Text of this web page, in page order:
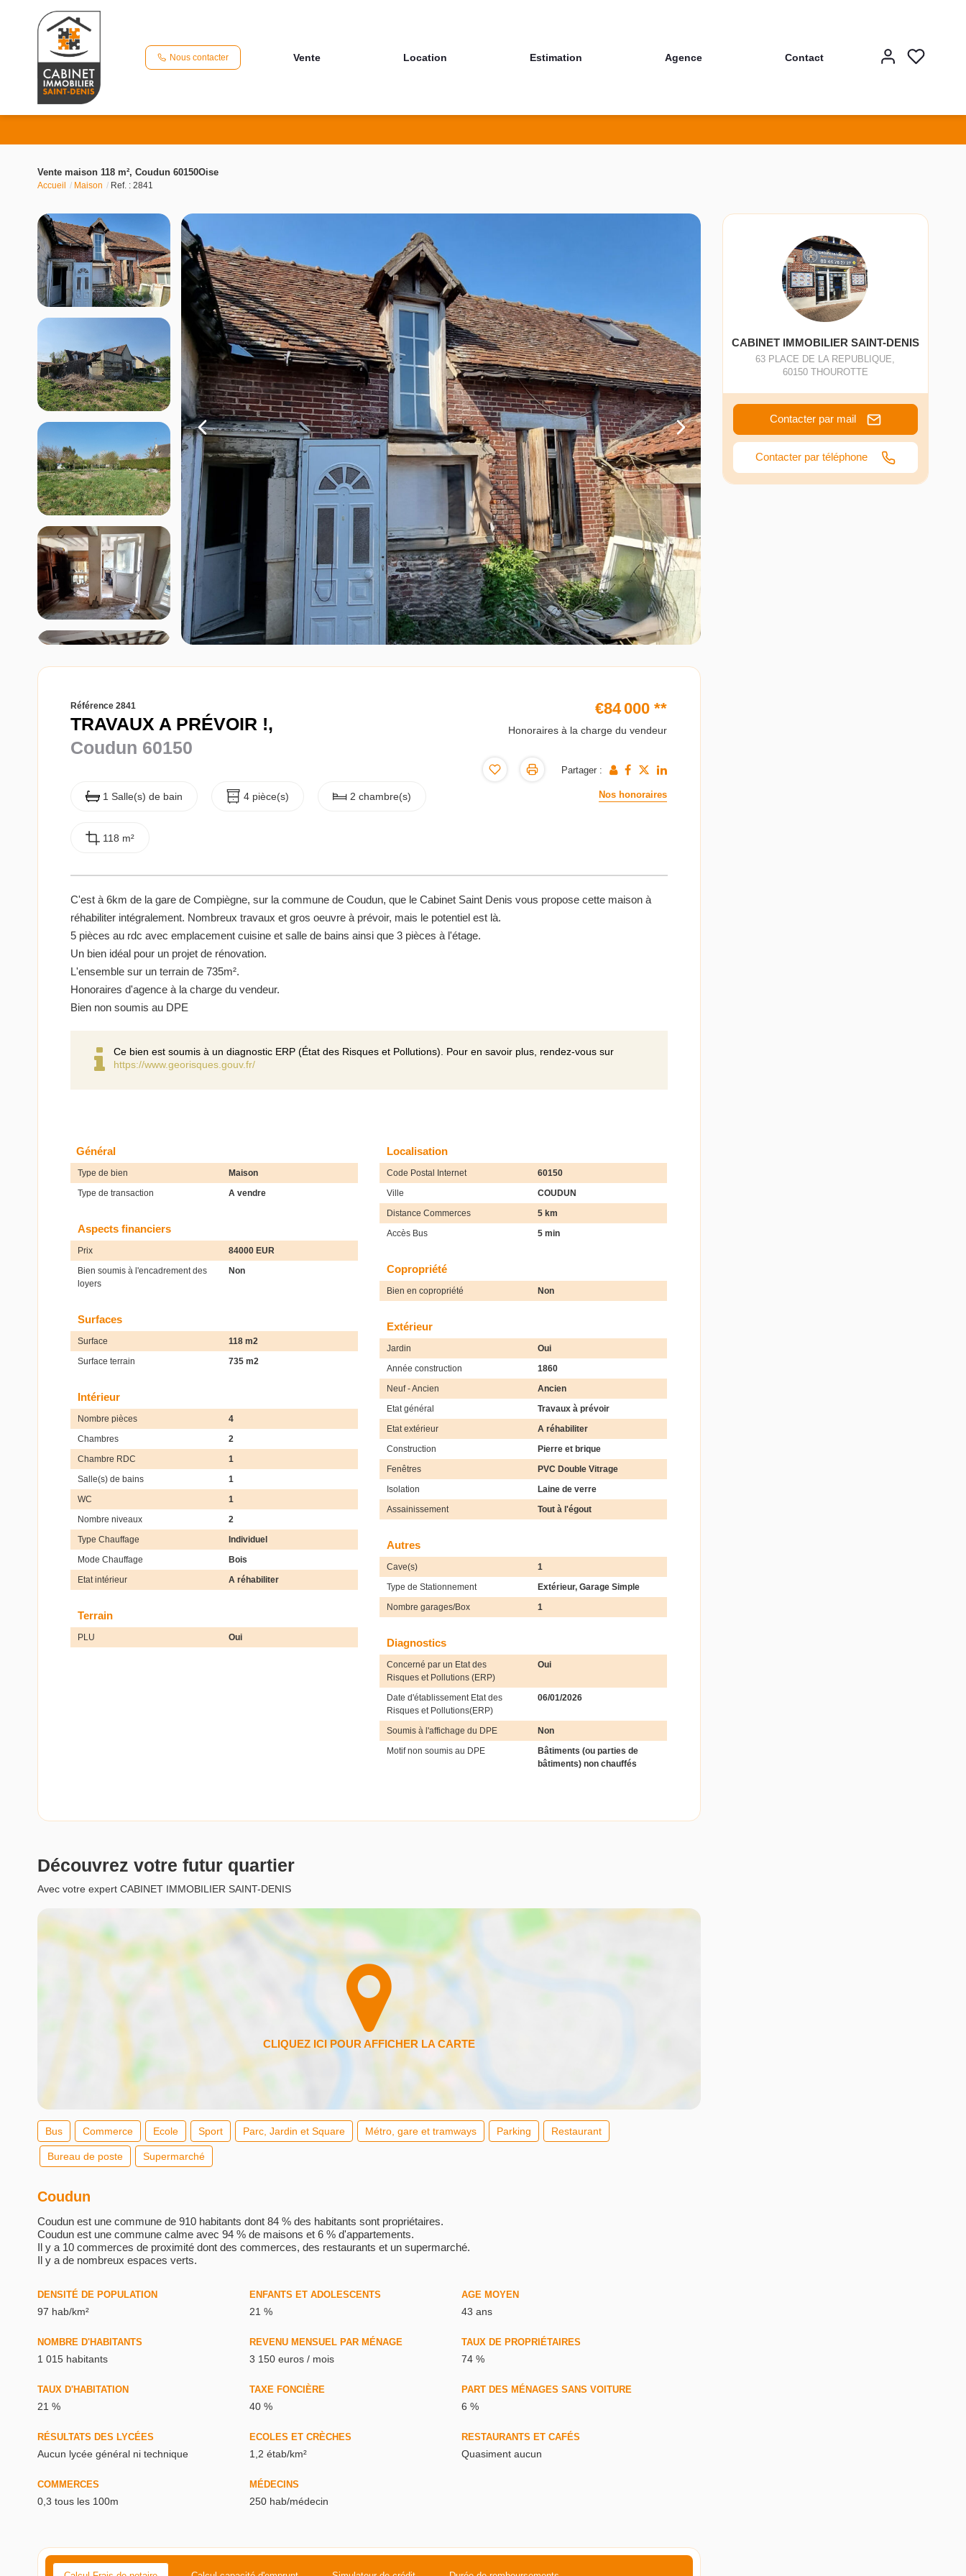
Nous contacter Vente Location Estimation Agence Contact
Vente maison 118 m², Coudun 60150Oise
Accueil Maison Ref. : 2841
Référence 2841
TRAVAUX A PRÉVOIR !,
Coudun 60150
1 Salle(s) de bain 4 pièce(s) 2 chambre(s)
118 m²
€84 000 **
Honoraires à la charge du vendeur
Partager :
Nos honoraires
C'est à 6km de la gare de Compiègne, sur la commune de Coudun, que le Cabinet Saint Denis vous propose cette maison à
réhabiliter intégralement. Nombreux travaux et gros oeuvre à prévoir, mais le potentiel est là.
5 pièces au rdc avec emplacement cuisine et salle de bains ainsi que 3 pièces à l'étage.
Un bien idéal pour un projet de rénovation.
L'ensemble sur un terrain de 735m².
Honoraires d'agence à la charge du vendeur.
Bien non soumis au DPE
Ce bien est soumis à un diagnostic ERP (État des Risques et Pollutions). Pour en savoir plus, rendez-vous sur
https://www.georisques.gouv.fr/
Général
Type de bien
Maison
Type de transaction
A vendre
Localisation
Code Postal Internet
60150
Ville
COUDUN
Distance Commerces
5 km
Accès Bus
5 min
Aspects financiers
Prix
84000 EUR
Bien soumis à l'encadrement des
loyers
Non Copropriété
Bien en copropriété Non
Surfaces
Surface
118 m2
Surface terrain
735 m2
Extérieur
Jardin
Oui
Année construction
1860
Neuf - Ancien
Ancien
Etat général
Travaux à prévoir
Etat extérieur
A réhabiliter
Construction
Pierre et brique
Fenêtres
PVC Double Vitrage
Isolation
Laine de verre
Assainissement
Tout à l'égout
Intérieur
Nombre pièces
4
Chambres
2
Chambre RDC
1
Salle(s) de bains
1
WC
1
Nombre niveaux
2
Type Chauffage
Individuel
Mode Chauffage
Bois
Etat intérieur
A réhabiliter
Autres
Cave(s)
1
Type de Stationnement
Extérieur, Garage Simple
Nombre garages/Box
1
Terrain
PLU Oui Diagnostics
Concerné par un Etat des
Risques et Pollutions (ERP)
Oui
Date d'établissement Etat des
Risques et Pollutions(ERP)
06/01/2026
Soumis à l'affichage du DPE
Non
Motif non soumis au DPE
Bâtiments (ou parties de
bâtiments) non chauffés
Découvrez votre futur quartier
Avec votre expert CABINET IMMOBILIER SAINT-DENIS
Bus Commerce Ecole Sport Parc, Jardin et Square Métro, gare et tramways Parking Restaurant
Bureau de poste Supermarché
Coudun
Coudun est une commune de 910 habitants dont 84 % des habitants sont propriétaires.
Coudun est une commune calme avec 94 % de maisons et 6 % d'appartements.
Il y a 10 commerces de proximité dont des commerces, des restaurants et un supermarché.
Il y a de nombreux espaces verts.
DENSITÉ DE POPULATION
97 hab/km²
ENFANTS ET ADOLESCENTS
21 %
AGE MOYEN
43 ans
NOMBRE D'HABITANTS
1 015 habitants
REVENU MENSUEL PAR MÉNAGE
3 150 euros / mois
TAUX DE PROPRIÉTAIRES
74 %
TAUX D'HABITATION
21 %
TAXE FONCIÈRE
40 %
PART DES MÉNAGES SANS VOITURE
6 %
RÉSULTATS DES LYCÉES
Aucun lycée général ni technique
ECOLES ET CRÈCHES
1,2 étab/km²
RESTAURANTS ET CAFÉS
Quasiment aucun
COMMERCES
0,3 tous les 100m
MÉDECINS
250 hab/médecin
CABINET IMMOBILIER SAINT-DENIS
63 PLACE DE LA REPUBLIQUE,
60150 THOUROTTE
Contacter par mail
Contacter par téléphone